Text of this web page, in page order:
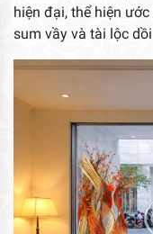
hiện đại, thể hiện
sum vầy và tài lộc